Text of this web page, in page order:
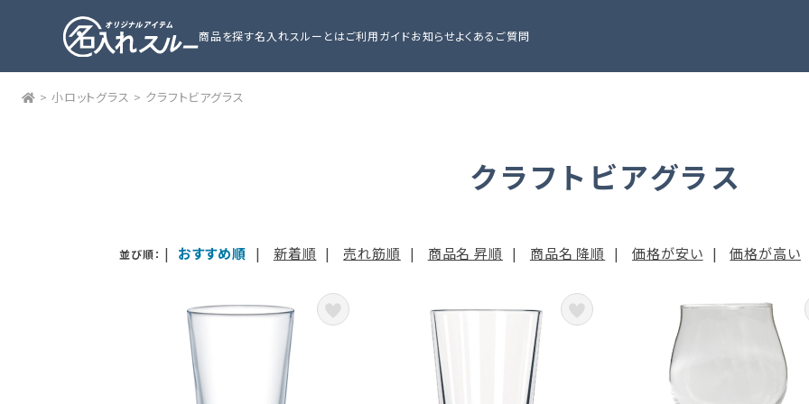
商品を探す名入れスルーとはご利用ガイドお知らせよくあるご質問
> 小ロットグラス > クラフトビアグラス
クラフトビアグラス
並び順： | おすすめ順 | 新着順 | 売れ筋順 | 商品名 昇順 | 商品名 降順 | 価格が安い | 価格が高い